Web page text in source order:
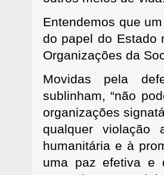
Entendemos que
do papel do Estado
Organizações da
Movidas pela
sublinham, “não
organizações
qualquer violação
humanitária e à
uma paz efetiva e